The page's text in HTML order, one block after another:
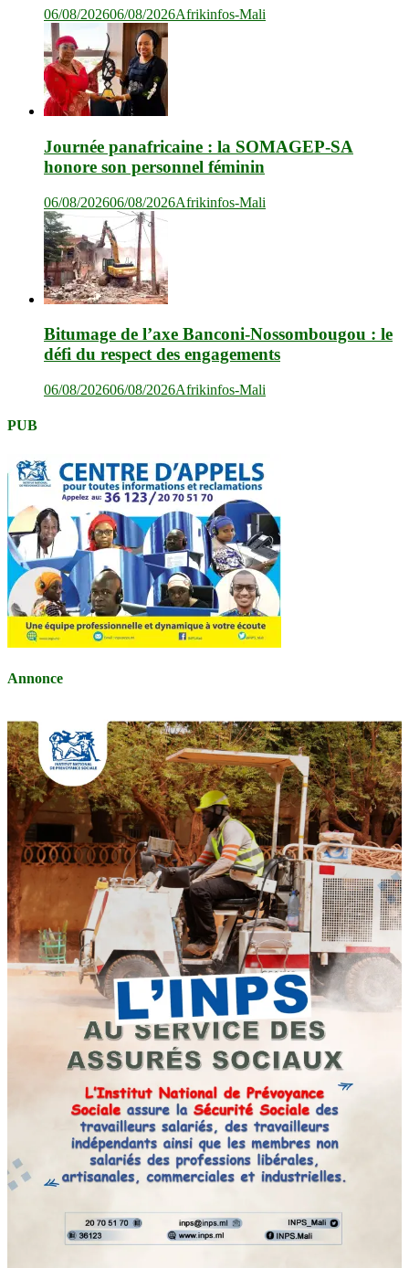
06/08/202606/08/2026Afrikinfos-Mali
Journée panafricaine : la SOMAGEP-SA
honore son personnel féminin
06/08/202606/08/2026Afrikinfos-Mali
Bitumage de l’axe Banconi-Nossombougou : le
défi du respect des engagements
06/08/202606/08/2026Afrikinfos-Mali
PUB
Annonce